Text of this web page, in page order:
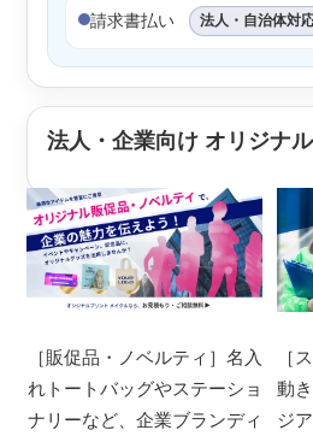
請求書払い 法人・自治体対
法人・企業向け オリジナ
［販促品・ノベルティ］名入
れトートバッグやステーショ
ナリーなど、企業ブランディ
［
動
ジ